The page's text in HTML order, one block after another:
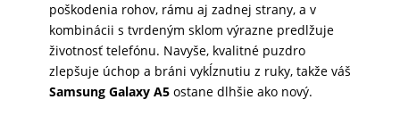
poškodenia rohov, rámu aj zadnej strany, a v
kombinácii s tvrdeným sklom výrazne predlžuje
životnosť telefónu. Navyše, kvalitné puzdro
zlepšuje úchop a bráni vykĺznutiu z ruky, takže váš
Samsung Galaxy A5ostane dlhšie ako nový.